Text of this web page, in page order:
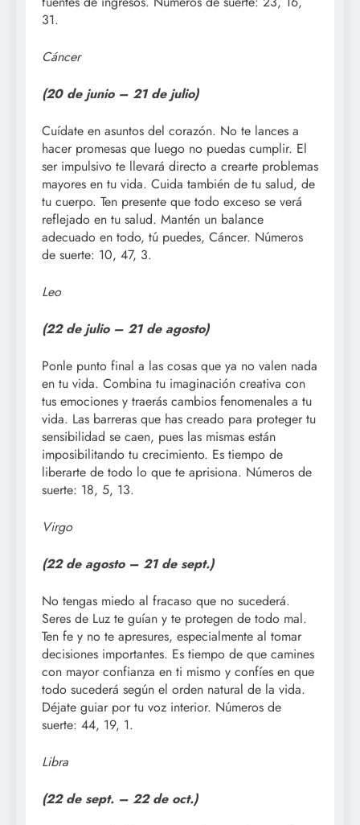
31.
Cáncer
(20 de junio – 21 de julio)
Cuídate en asuntos del corazón. No te lances a
hacer promesas que luego no puedas cumplir. El
ser impulsivo te llevará directo a crearte problemas
mayores en tu vida. Cuida también de tu salud, de
tu cuerpo. Ten presente que todo exceso se verá
reflejado en tu salud. Mantén un balance
adecuado en todo, tú puedes, Cáncer. Números
de suerte: 10, 47, 3.
Leo
(22 de julio – 21 de agosto)
Ponle punto final a las cosas que ya no valen nada
en tu vida. Combina tu imaginación creativa con
tus emociones y traerás cambios fenomenales a tu
vida. Las barreras que has creado para proteger tu
sensibilidad se caen, pues las mismas están
imposibilitando tu crecimiento. Es tiempo de
liberarte de todo lo que te aprisiona. Números de
suerte: 18, 5, 13.
Virgo
(22 de agosto – 21 de sept.)
No tengas miedo al fracaso que no sucederá.
Seres de Luz te guían y te protegen de todo mal.
Ten fe y no te apresures, especialmente al tomar
decisiones importantes. Es tiempo de que camines
con mayor confianza en ti mismo y confíes en que
todo sucederá según el orden natural de la vida.
Déjate guiar por tu voz interior. Números de
suerte: 44, 19, 1.
Libra
(22 de sept. – 22 de oct.)